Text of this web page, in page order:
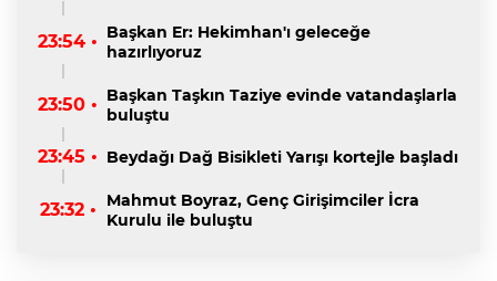
23:54 • Başkan Er: Hekimhan'ı geleceğe
hazırlıyoruz
23:50 • Başkan Taşkın Taziye evinde vatandaşlarla
buluştu
23:45 • Beydağı Dağ Bisikleti Yarışı kortejle başladı
23:32 •
Mahmut Boyraz, Genç Girişimciler İcra
Kurulu ile buluştu